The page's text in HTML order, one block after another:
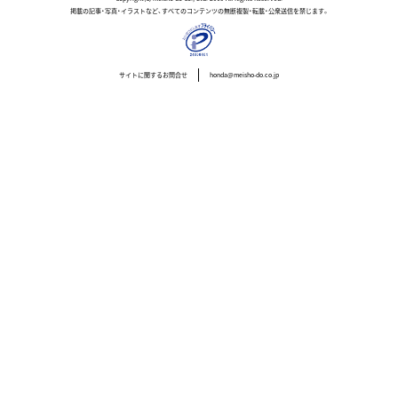
掲載の記事・写真・イラストなど、すべてのコンテンツの無断複製・転載・公衆送信を禁じます。
サイトに関するお問合せ honda@meisho-do.co.jp